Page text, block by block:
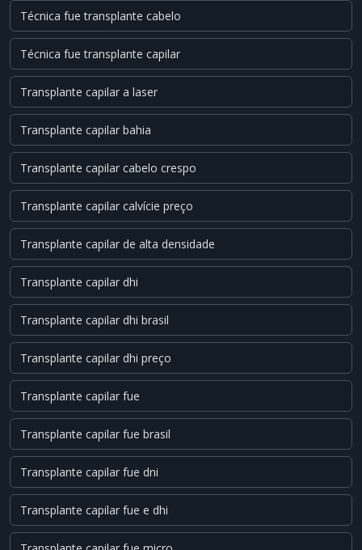
Técnica fue transplante cabelo
Técnica fue transplante capilar
Transplante capilar a laser
Transplante capilar bahia
Transplante capilar cabelo crespo
Transplante capilar calvície preço
Transplante capilar de alta densidade
Transplante capilar dhi
Transplante capilar dhi brasil
Transplante capilar dhi preço
Transplante capilar fue
Transplante capilar fue brasil
Transplante capilar fue dni
Transplante capilar fue e dhi